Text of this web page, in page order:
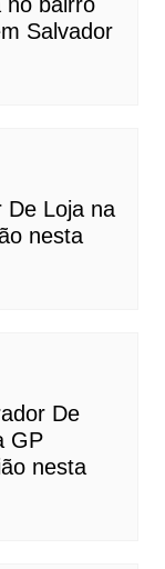
Salvador
De Loja na
nesta
De
GP
nesta